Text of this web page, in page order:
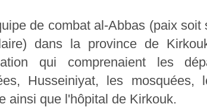
de combat al-Abbas (paix soit
dans la province de
qui comprenaient les
Husseiniyat, les
ainsi que l'hôpital de Kirkouk.